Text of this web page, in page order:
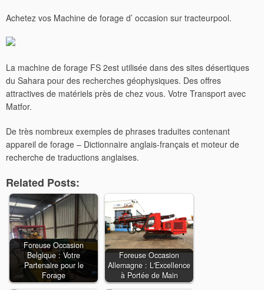
Achetez vos Machine de forage d’ occasion sur tracteurpool.
La machine de forage FS 2est utilisée dans des sites désertiques
du Sahara pour des recherches géophysiques. Des offres
attractives de matériels près de chez vous. Votre Transport avec
Matfor.
De très nombreux exemples de phrases traduites contenant
appareil de forage – Dictionnaire anglais-français et moteur de
recherche de traductions anglaises.
Related Posts:
Foreuse Occasion
Belgique : Votre
Partenaire pour le
Forage
Foreuse Occasion
Allemagne : L'Excellence
à Portée de Main